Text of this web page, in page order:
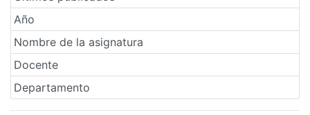
Año
Nombre de la asignatura
Docente
Departamento